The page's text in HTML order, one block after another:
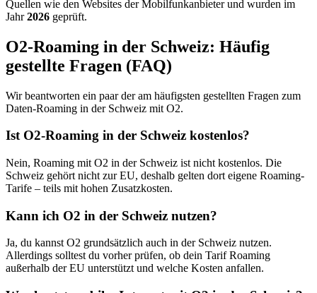
Quellen wie den Websites der Mobilfunkanbieter und wurden im
Jahr2026 geprüft.
O2-Roaming in der Schweiz: Häufig
gestellte Fragen (FAQ)
Wir beantworten ein paar der am häufigsten gestellten Fragen zum
Daten-Roaming in der Schweiz mit O2.
Ist O2-Roaming in der Schweiz kostenlos?
Nein, Roaming mit O2 in der Schweiz ist nicht kostenlos. Die
Schweiz gehört nicht zur EU, deshalb gelten dort eigene Roaming-
Tarife – teils mit hohen Zusatzkosten.
Kann ich O2 in der Schweiz nutzen?
Ja, du kannst O2 grundsätzlich auch in der Schweiz nutzen.
Allerdings solltest du vorher prüfen, ob dein Tarif Roaming
außerhalb der EU unterstützt und welche Kosten anfallen.